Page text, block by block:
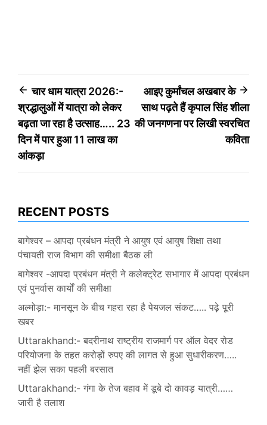
Post
navigation
चार धाम यात्रा 2026:-
श्रद्धालुओं में यात्रा को लेकर
बढ़ता जा रहा है उत्साह….. 23
दिन में पार हुआ 11 लाख का
आंकड़ा
आइए कुर्मांचल अखबार के
साथ पढ़ते हैं कृपाल सिंह शीला
की जनगणना पर लिखी स्वरचित
कविता
RECENT POSTS
बागेश्वर – आपदा प्रबंधन मंत्री ने आयुष एवं आयुष शिक्षा तथा
पंचायती राज विभाग की समीक्षा बैठक ली
बागेश्वर -आपदा प्रबंधन मंत्री ने कलेक्ट्रेट सभागार में आपदा प्रबंधन
एवं पुनर्वास कार्यों की समीक्षा
अल्मोड़ा:- मानसून के बीच गहरा रहा है पेयजल संकट….. पढ़े पूरी
खबर
Uttarakhand:- बदरीनाथ राष्ट्रीय राजमार्ग पर ऑल वेदर रोड
परियोजना के तहत करोड़ों रुपए की लागत से हुआ सुधारीकरण…..
नहीं झेल सका पहली बरसात
Uttarakhand:- गंगा के तेज बहाव में डूबे दो कावड़ यात्री……
जारी है तलाश